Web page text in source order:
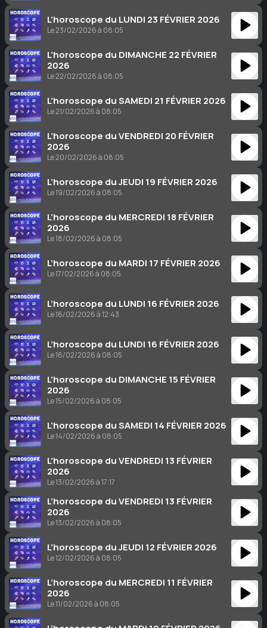
L’horoscope du LUNDI 23 FÉVRIER 2026
Le 23/02/2026 à 08:05
L’horoscope du DIMANCHE 22 FÉVRIER
2026
Le 22/02/2026 à 08:05
L’horoscope du SAMEDI 21 FÉVRIER 2026
Le 21/02/2026 à 08:05
L’horoscope du VENDREDI 20 FÉVRIER
2026
Le 20/02/2026 à 08:05
L’horoscope du JEUDI 19 FÉVRIER 2026
Le 19/02/2026 à 08:05
L’horoscope du MERCREDI 18 FÉVRIER
2026
Le 18/02/2026 à 08:05
L’horoscope du MARDI 17 FÉVRIER 2026
Le 17/02/2026 à 08:05
L’horoscope du LUNDI 16 FÉVRIER 2026
Le 16/02/2026 à 12:43
L’horoscope du LUNDI 16 FÉVRIER 2026
Le 16/02/2026 à 08:05
L’horoscope du DIMANCHE 15 FÉVRIER
2026
Le 15/02/2026 à 08:05
L’horoscope du SAMEDI 14 FÉVRIER 2026
Le 14/02/2026 à 08:05
L’horoscope du VENDREDI 13 FÉVRIER
2026
Le 13/02/2026 à 17:17
L’horoscope du VENDREDI 13 FÉVRIER
2026
Le 13/02/2026 à 08:05
L’horoscope du JEUDI 12 FÉVRIER 2026
Le 12/02/2026 à 08:05
L’horoscope du MERCREDI 11 FÉVRIER
2026
Le 11/02/2026 à 08:05